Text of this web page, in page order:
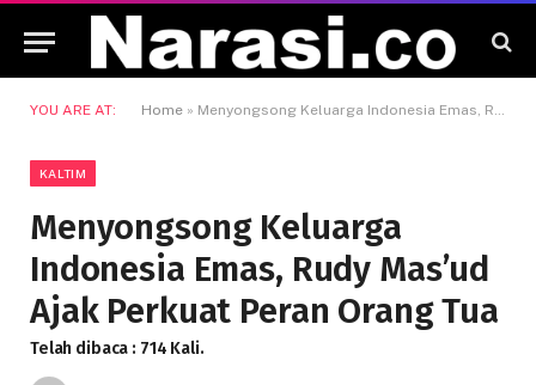
YOU ARE AT: Home » Menyongsong Keluarga Indonesia Emas, Rudy Mas’ud Ajak Perkuat Peran Orang Tua
KALTIM
Menyongsong Keluarga
Indonesia Emas, Rudy Mas’ud
Ajak Perkuat Peran Orang Tua
Telah dibaca : 714 Kali.